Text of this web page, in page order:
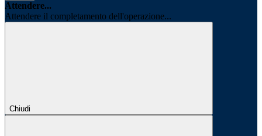
Attendere...
Attendere il completamento dell'operazione...
Chiudi